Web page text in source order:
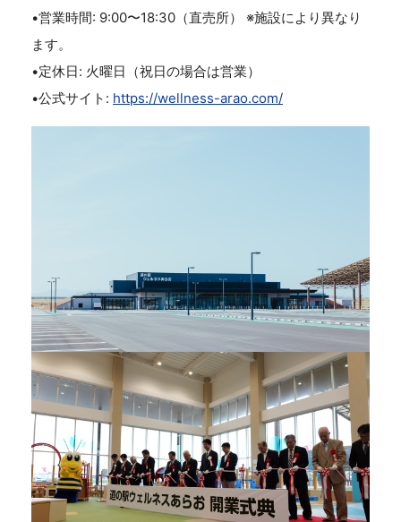
•営業時間: 9:00〜18:30（直売所） ※施設により異なり
ます。
•定休日: 火曜日（祝日の場合は営業）
•公式サイト: https://wellness-arao.com/